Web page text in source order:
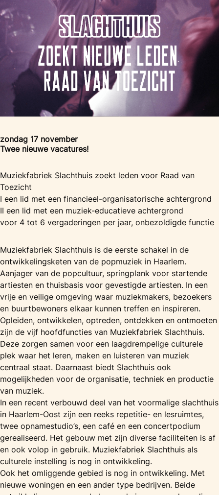
zondag 17 november
Twee nieuwe vacatures!
Muziekfabriek Slachthuis zoekt leden voor Raad van
Toezicht
I een lid met een financieel-organisatorische achtergrond
II een lid met een muziek-educatieve achtergrond
voor 4 tot 6 vergaderingen per jaar, onbezoldigde functie
Muziekfabriek Slachthuis is de eerste schakel in de
ontwikkelingsketen van de popmuziek in Haarlem.
Aanjager van de popcultuur, springplank voor startende
artiesten en thuisbasis voor gevestigde artiesten. In een
vrije en veilige omgeving waar muziekmakers, bezoekers
en buurtbewoners elkaar kunnen treffen en inspireren.
Opleiden, ontwikkelen, optreden, ontdekken en ontmoeten
zijn de vijf hoofdfuncties van Muziekfabriek Slachthuis.
Deze zorgen samen voor een laagdrempelige culturele
plek waar het leren, maken en luisteren van muziek
centraal staat. Daarnaast biedt Slachthuis ook
mogelijkheden voor de organisatie, techniek en productie
van muziek.
In een recent verbouwd deel van het voormalige slachthuis
in Haarlem-Oost zijn een reeks repetitie- en lesruimtes,
twee opnamestudio’s, een café en een concertpodium
gerealiseerd. Het gebouw met zijn diverse faciliteiten is af
en ook volop in gebruik. Muziekfabriek Slachthuis als
culturele instelling is nog in ontwikkeling.
Ook het omliggende gebied is nog in ontwikkeling. Met
nieuwe woningen en een ander type bedrijven. Beide